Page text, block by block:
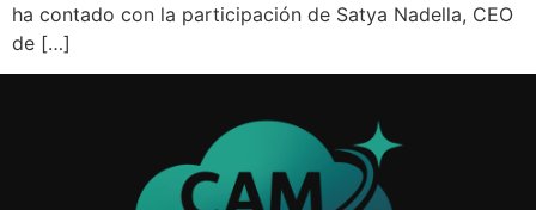
ha contado con la participación de Satya Nadella, CEO
de […]